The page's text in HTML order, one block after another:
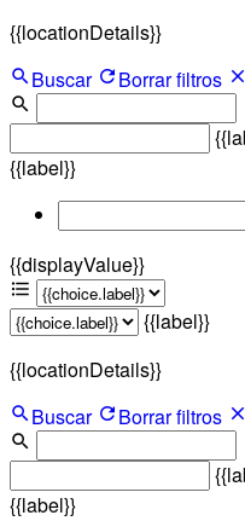
{{locationDetails}}
Buscar
Borrar filtros
{{label}}
{{displayValue}}
{{label}}
{{locationDetails}}
Buscar
Borrar filtros
{{label}}